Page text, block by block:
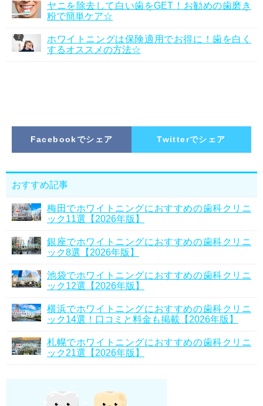
ヤニを除去して白い歯をGET！お勧めの歯磨き
粉で簡単ケア☆
ホワイトニングは保険適用でお得に！歯を白く
するオススメの方法☆
Facebookでシェア Twitterでシェア
おすすめ記事
梅田でホワイトニングにおすすめの歯科クリニ
ック11選【2026年版】
銀座でホワイトニングにおすすめの歯科クリニ
ック8選【2026年版】
池袋でホワイトニングにおすすめの歯科クリニ
ック12選【2026年版】
横浜でホワイトニングにおすすめの歯科クリニ
ック14選！口コミと料金も掲載【2026年版】
札幌でホワイトニングにおすすめの歯科クリニ
ック21選【2026年版】